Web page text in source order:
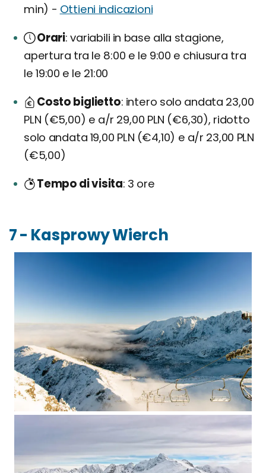
min) - Ottieni indicazioni
Orari variabili in base alla stagione,
apertura tra le 8:00 e le 9:00 e chiusura tra
le 19:00 e le 21:00
Costo biglietto intero solo andata 23,00
PLN (€5,00) e a/r 29,00 PLN (€6,30), ridotto
solo andata 19,00 PLN (€4,10) e a/r 23,00 PLN
(€5,00)
Tempo di visita 3 ore
7 - Kasprowy Wierch